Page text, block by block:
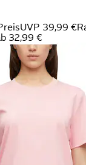
UVP 39,99 €
32,99 €